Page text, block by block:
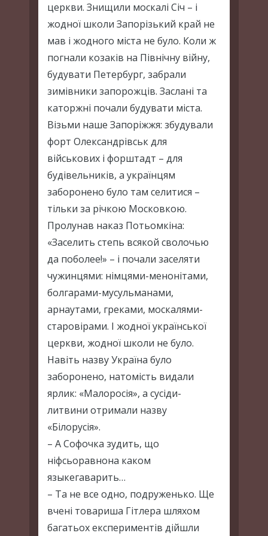
церкви. Знищили москалі Січ – і
жодної школи Запорізький край не
мав і жодного міста не було. Коли ж
погнали козаків на Північну війну,
будувати Петербург, забрали
зимівники запорожців. Заслані та
каторжні почали будувати міста.
Візьми наше Запоріжжя: збудували
форт Олександрівськ для
військових і форштадт – для
будівельників, а українцям
заборонено було там селитися –
тільки за річкою Московкою.
Пролунав наказ Потьомкіна:
«Заселить степь всякой сволочью
да поболее!» – і почали заселяти
чужинцями: німцями-менонітами,
болгарами-мусульманами,
арнаутами, греками, москалями-
старовірами. І жодної української
церкви, жодної школи не було.
Навіть назву Україна було
заборонено, натомість видали
ярлик: «Малоросія», а сусіди-
литвини отримали назву
«Білорусія».
– А Софочка зудить, що
ніфсьоравнона каком
языкегаварить…
– Та не все одно, подруженько. Ще
вчені товариша Гітлера шляхом
багатьох експериментів дійшли